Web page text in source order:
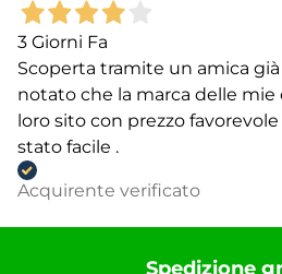
3 Giorni Fa
Scoperta tramite un amica
notato che la marca delle
loro sito con prezzo favorevole
stato facile .
Acquirente verificato
Spedizione